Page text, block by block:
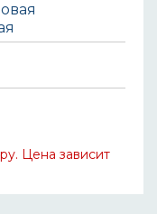
Цена зависит